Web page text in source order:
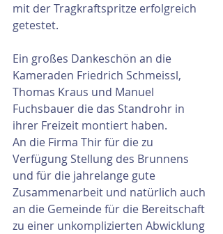
mit der Tragkraftspritze erfolgreich
getestet.
Ein großes Dankeschön an die
Kameraden Friedrich Schmeissl,
Thomas Kraus und Manuel
Fuchsbauer die das Standrohr in
ihrer Freizeit montiert haben.
An die Firma Thir für die zu
Verfügung Stellung des Brunnens
und für die jahrelange gute
Zusammenarbeit und natürlich auch
an die Gemeinde für die Bereitschaft
zu einer unkomplizierten Abwicklung